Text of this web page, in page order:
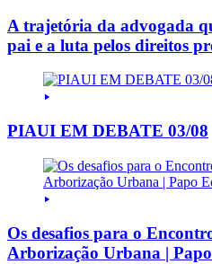
A trajetória da advogada
pai e a luta pelos direitos
PIAUI EM DEBATE 03/08
Os desafios para o
Arborização Urbana |